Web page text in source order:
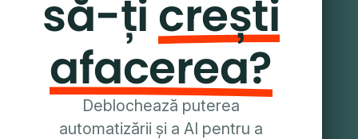
să-țicrești
afacerea?
Deblochează puterea
automatizării și a AI pentru a